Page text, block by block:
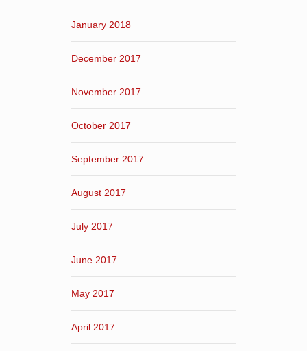
January 2018
December 2017
November 2017
October 2017
September 2017
August 2017
July 2017
June 2017
May 2017
April 2017